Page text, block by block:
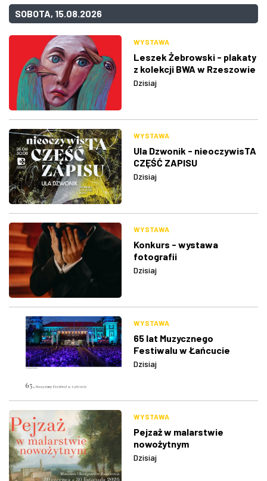
SOBOTA, 15.08.2026
WYSTAWA
Leszek Żebrowski - plakaty
z kolekcji BWA w Rzeszowie
Dzisiaj
WYSTAWA
Ula Dzwonik - nieoczywisTA
CZĘŚĆ ZAPISU
Dzisiaj
WYSTAWA
Konkurs - wystawa
fotografii
Dzisiaj
WYSTAWA
65 lat Muzycznego
Festiwalu w Łańcucie
Dzisiaj
WYSTAWA
Pejzaż w malarstwie
nowożytnym
Dzisiaj